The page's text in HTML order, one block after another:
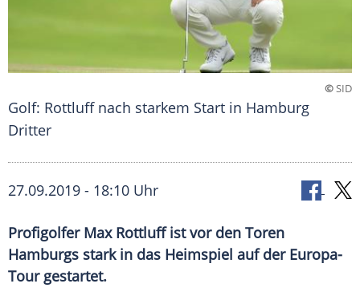
©SID
Golf: Rottluff nach starkem Start in Hamburg
Dritter
27.09.2019 - 18:10 Uhr
Profigolfer Max Rottluff ist vor den Toren
Hamburgs stark in das Heimspiel auf der Europa-
Tour gestartet.